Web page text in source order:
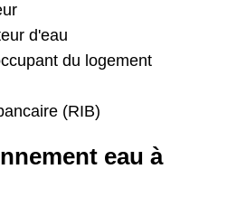
d'eau
du logement
(RIB)
eau à